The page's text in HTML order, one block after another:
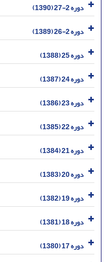
دوره 2-27 (1390)
دوره 2-26 (1389)
دوره 25 (1388)
دوره 24 (1387)
دوره 23 (1386)
دوره 22 (1385)
دوره 21 (1384)
دوره 20 (1383)
دوره 19 (1382)
دوره 18 (1381)
دوره 17 (1380)